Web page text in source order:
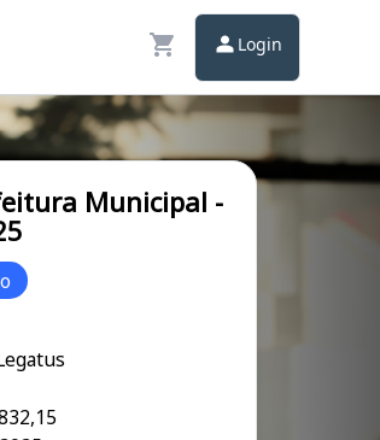
Login
Municipal -